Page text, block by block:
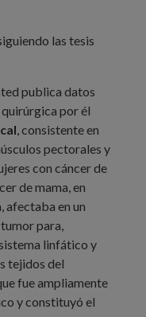
las tesis
publica datos
por él
, consistente en
pectorales y
con cáncer de
de mama, en
afectaba en un
para,
linfático y
tejidos del
fue ampliamente
y constituyó el